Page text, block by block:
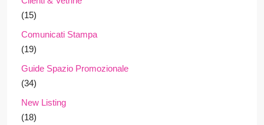
(15)
Comunicati Stampa
(19)
Guide Spazio Promozionale
(34)
New Listing
(18)